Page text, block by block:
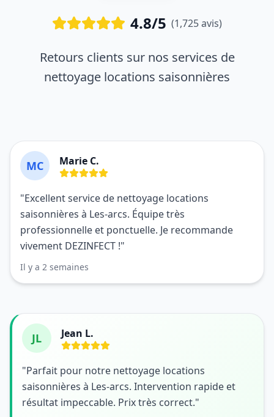
4.8/5 (1,725 avis)
Retours clients sur nos services de
nettoyage locations saisonnières
MC Marie C.
"Excellent service de nettoyage locations
saisonnières à Les-arcs. Équipe très
professionnelle et ponctuelle. Je recommande
vivement DEZINFECT !"
Il y a 2 semaines
JL Jean L.
"Parfait pour notre nettoyage locations
saisonnières à Les-arcs. Intervention rapide et
résultat impeccable. Prix très correct."